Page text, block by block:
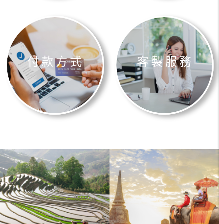
付款方式 客製服務
港澳大陸 東南亞
東北亞 美加